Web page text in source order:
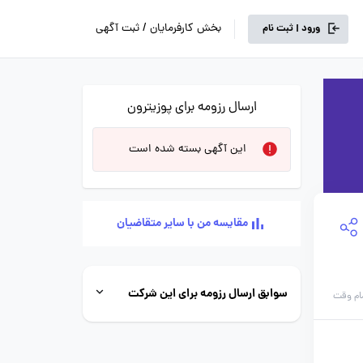
ورود | ثبت نام بخش کارفرمایان / ثبت آگهی
وقت
ارسال رزومه برای پوزیترون
این آگهی بسته شده است
مقایسه من با سایر متقاضیان
سوابق ارسال رزومه برای این شرکت